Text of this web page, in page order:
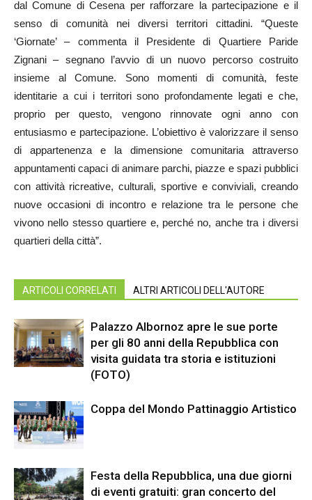
dal Comune di Cesena per rafforzare la partecipazione e il
senso di comunità nei diversi territori cittadini. “Queste
‘Giornate’ – commenta il Presidente di Quartiere Paride
Zignani – segnano l’avvio di un nuovo percorso costruito
insieme al Comune. Sono momenti di comunità, feste
identitarie a cui i territori sono profondamente legati e che,
proprio per questo, vengono rinnovate ogni anno con
entusiasmo e partecipazione. L’obiettivo è valorizzare il senso
di appartenenza e la dimensione comunitaria attraverso
appuntamenti capaci di animare parchi, piazze e spazi pubblici
con attività ricreative, culturali, sportive e conviviali, creando
nuove occasioni di incontro e relazione tra le persone che
vivono nello stesso quartiere e, perché no, anche tra i diversi
quartieri della città”.
ARTICOLI CORRELATI ALTRI ARTICOLI DELL'AUTORE
Palazzo Albornoz apre le sue porte
per gli 80 anni della Repubblica con
visita guidata tra storia e istituzioni
(FOTO)
Coppa del Mondo Pattinaggio Artistico
Festa della Repubblica, una due giorni
di eventi gratuiti: gran concerto del